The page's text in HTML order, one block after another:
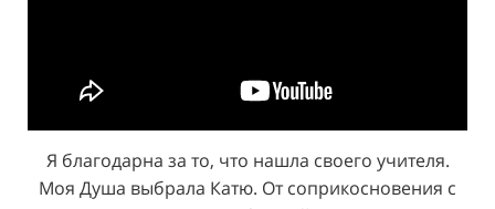
30
29
30
Я благодарна за то, что нашла своего учителя.
Моя Душа выбрала Катю. От соприкосновения с